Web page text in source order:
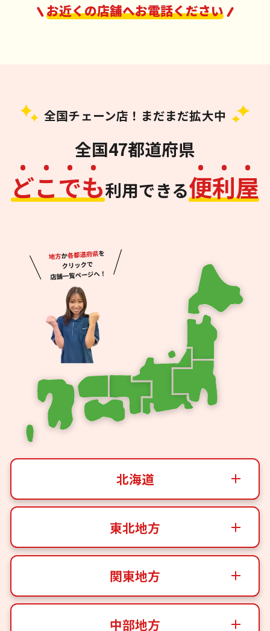
お近くの店舗へお電話ください
全国チェーン店！まだまだ拡大中
全国47都道府県
どこでも利用できる便利屋
北海道
東北地方
関東地方
中部地方